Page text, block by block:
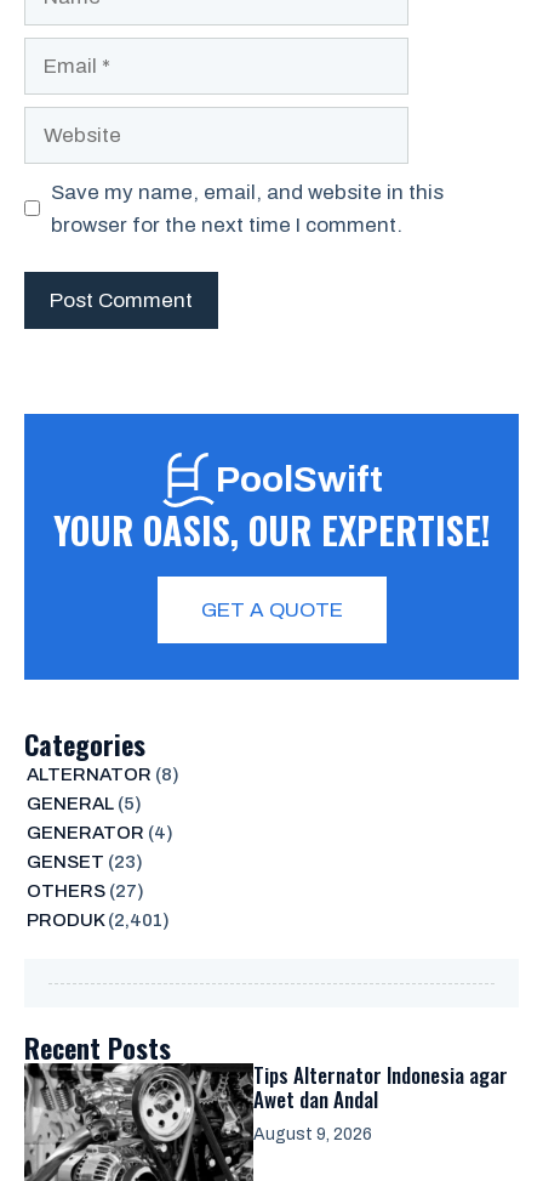
Save my name, email, and website in this
browser for the next time I comment.
PoolSwift
YOUR OASIS, OUR EXPERTISE!
GET A QUOTE
Categories
ALTERNATOR (8)
GENERAL(5)
GENERATOR (4)
GENSET (23)
OTHERS(27)
PRODUK(2,401)
Recent Posts
Tips Alternator Indonesia agar
Awet dan Andal
August 9, 2026